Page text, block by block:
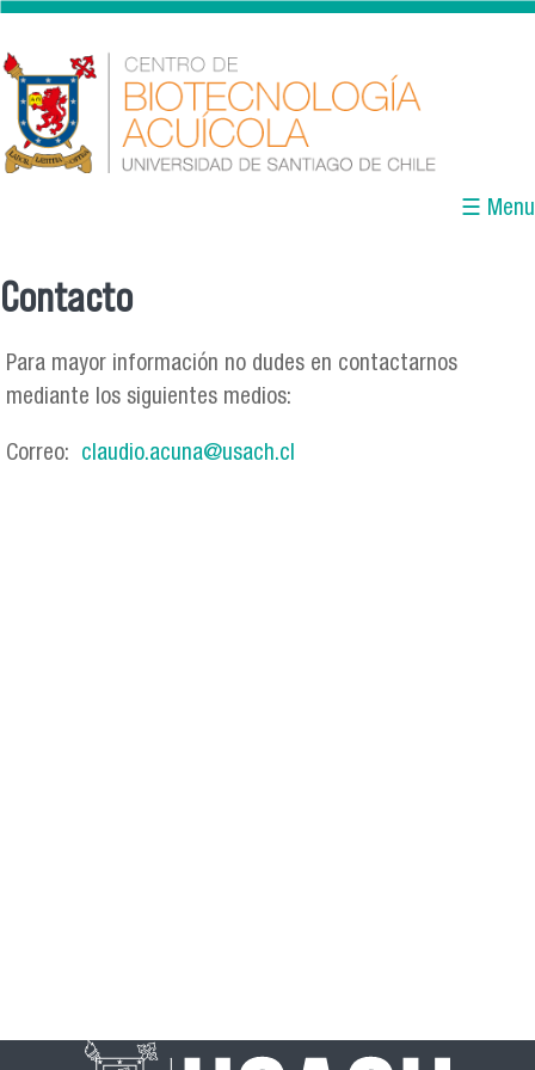
Skip to main content
☰ Menu
Contacto
Para mayor información no dudes en contactarnos
mediante los siguientes medios:
Correo: claudio.acuna@usach.cl